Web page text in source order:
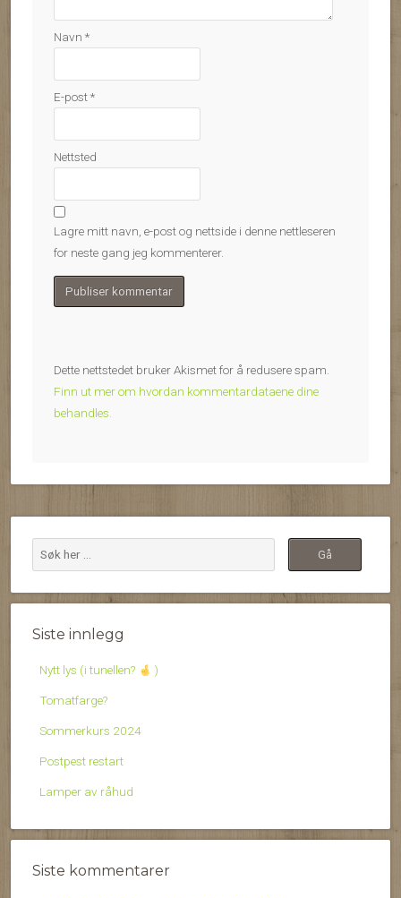
Navn *
E-post*
Nettsted
Lagre mitt navn, e-post og nettside i denne nettleseren
for neste gang jeg kommenterer.
Dette nettstedet bruker Akismet for å redusere spam.
Finn ut mer om hvordan kommentardataene dine
behandles.
Siste innlegg
Nytt lys (i tunellen? )
Tomatfarge?
Sommerkurs 2024
Postpest restart
Lamper av råhud
Siste kommentarer